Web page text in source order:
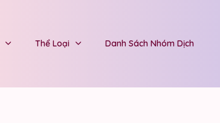
Thể Loại Danh Sách Nhóm Dịch